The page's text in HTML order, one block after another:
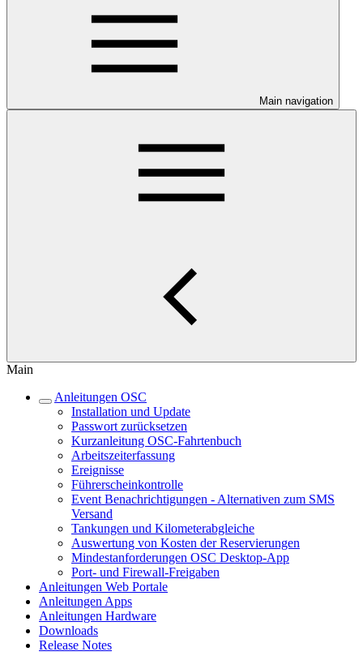
Main navigation
Main
Anleitungen OSC
Installation und Update
Passwort zurücksetzen
Kurzanleitung OSC-Fahrtenbuch
Arbeitszeiterfassung
Ereignisse
Führerscheinkontrolle
Event Benachrichtigungen - Alternativen zum SMS
Versand
Tankungen und Kilometerabgleiche
Auswertung von Kosten der Reservierungen
Mindestanforderungen OSC Desktop-App
Port- und Firewall-Freigaben
Anleitungen Web Portale
Anleitungen Apps
Anleitungen Hardware
Downloads
Release Notes